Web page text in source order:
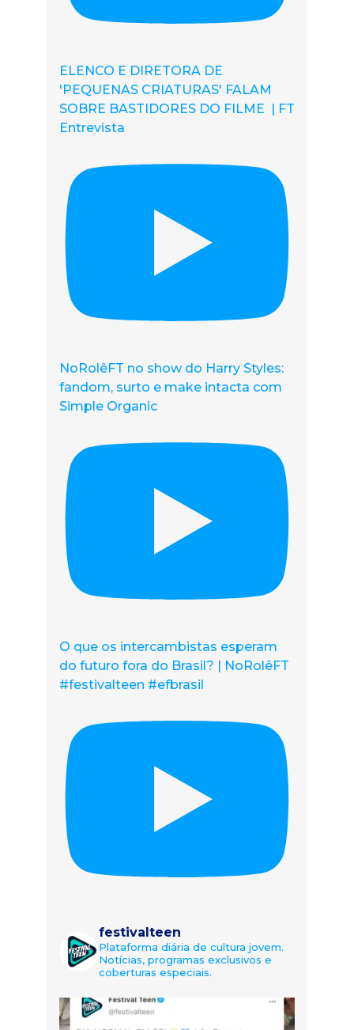
ELENCO E DIRETORA DE
'PEQUENAS CRIATURAS' FALAM
SOBRE BASTIDORES DO FILME | FT
Entrevista
NoRolêFT no show do Harry Styles:
fandom, surto e make intacta com
Simple Organic
O que os intercambistas esperam
do futuro fora do Brasil? | NoRolêFT
#festivalteen #efbrasil
festivalteen
Plataforma diária de cultura jovem.
Notícias, programas exclusivos e
coberturas especiais.